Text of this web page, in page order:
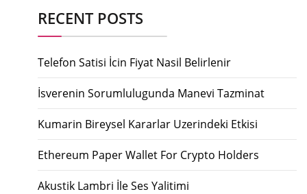
RECENT POSTS
Telefon Satisi İcin Fiyat Nasil Belirlenir
İsverenin Sorumlulugunda Manevi Tazminat
Kumarin Bireysel Kararlar Uzerindeki Etkisi
Ethereum Paper Wallet For Crypto Holders
Akustik Lambri İle Ses Yalitimi